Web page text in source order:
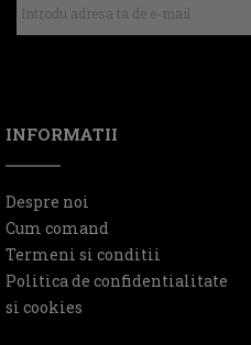
INFORMATII
Despre noi
Cum comand
Termeni si conditii
Politica de confidentialitate
si cookies